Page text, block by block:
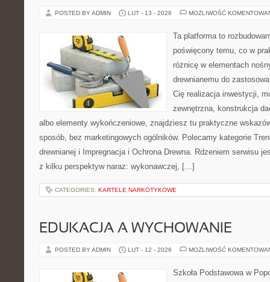
POSTED BY ADMIN LUT - 13 - 2026 MOŻLIWOŚĆ
Ta platforma to
poświęcony temu, co w
różnicę w elementach
drewnianemu do
Cię realizacja inwestycji,
zewnętrzna, konstrukcja
albo elementy wykończeniowe, znajdziesz tu praktyczne
sposób, bez marketingowych ogólników. Polecamy kategorie
drewnianej i Impregnacja i Ochrona Drewna. Rdzeniem serwisu
z kilku perspektyw naraz: wykonawczej, […]
CATEGORIES: KARTELE NARKOTYKOWE
EDUKACJA A WYCHOWANIE
POSTED BY ADMIN LUT - 12 - 2026 MOŻLIWOŚĆ
Szkoła Podstawowa w